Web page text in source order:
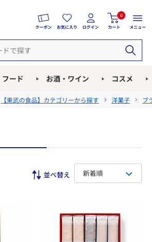
クーポン お気に入り ログイン
0
カート メニュー
フード お酒・ワイン コスメ
【東武の食品】カテゴリーから探す 洋菓子 ブ
新着順